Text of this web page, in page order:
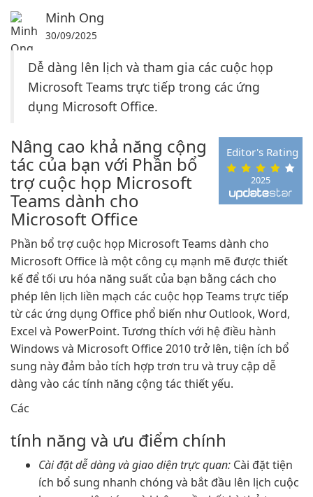
Minh Ong
30/09/2025
Dễ dàng lên lịch và tham gia các cuộc họp
Microsoft Teams trực tiếp trong các ứng
dụng Microsoft Office.
2025
Editor's Rating
Nâng cao khả năng cộng
tác của bạn với Phần bổ
trợ cuộc họp Microsoft
Teams dành cho
Microsoft Office
Phần bổ trợ cuộc họp Microsoft Teams dành cho
Microsoft Office là một công cụ mạnh mẽ được thiết
kế để tối ưu hóa năng suất của bạn bằng cách cho
phép lên lịch liền mạch các cuộc họp Teams trực tiếp
từ các ứng dụng Office phổ biến như Outlook, Word,
Excel và PowerPoint. Tương thích với hệ điều hành
Windows và Microsoft Office 2010 trở lên, tiện ích bổ
sung này đảm bảo tích hợp trơn tru và truy cập dễ
dàng vào các tính năng cộng tác thiết yếu.
Các
tính năng và ưu điểm chính
Cài đặt dễ dàng và giao diện trực quan: Cài đặt tiện
ích bổ sung nhanh chóng và bắt đầu lên lịch cuộc